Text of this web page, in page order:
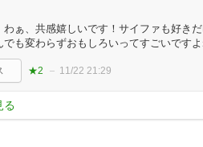
わぁ、共感嬉しいです！サイファも好き
も変わらずおもしろいってすごいですよ
★2 11/22 21:29
る